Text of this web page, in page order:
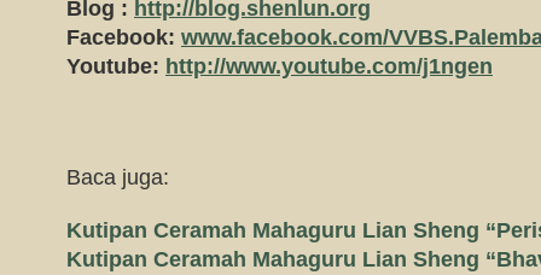
Blog : http://blog.shenlun.org
Facebook: www.facebook.com/
Youtube: http://www.youtube.com/j1ngen
Baca juga:
Kutipan Ceramah Mahaguru Lian Sheng
Kutipan Ceramah Mahaguru Lian Sheng